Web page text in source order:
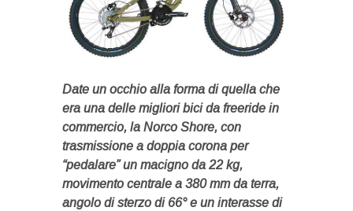
Date un occhio alla forma di quella che
era una delle migliori bici da freeride in
commercio, la Norco Shore, con
trasmissione a doppia corona per
“pedalare” un macigno da 22 kg,
movimento centrale a 380 mm da terra,
angolo di sterzo di 66° e un interasse di